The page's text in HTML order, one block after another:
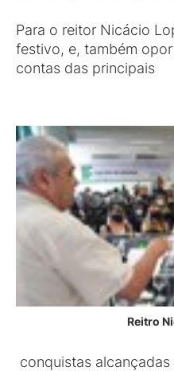
Para o reitor Nicácio
festivo, e, também
contas das principais
Reitro
conquistas